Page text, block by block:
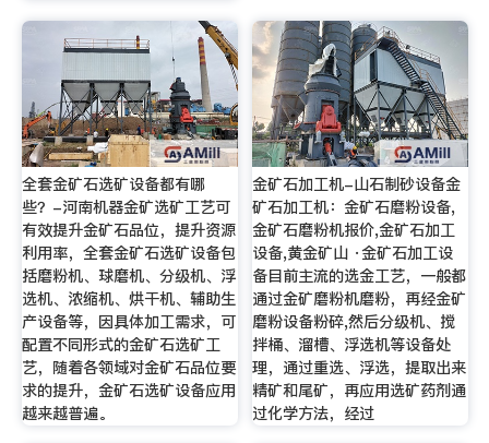
全套金矿石选矿设备都有哪
些？-河南机器金矿选矿工艺可
有效提升金矿石品位，提升资源
利用率，全套金矿石选矿设备包
括磨粉机、球磨机、分级机、浮
选机、浓缩机、烘干机、辅助生
产设备等，因具体加工需求，可
配置不同形式的金矿石选矿工
艺，随着各领域对金矿石品位要
求的提升，金矿石选矿设备应用
越来越普遍。
金矿石加工机-山石制砂设备金
矿石加工机：金矿石磨粉设备,
金矿石磨粉机报价,金矿石加工
设备,黄金矿山 ·金矿石加工设
备目前主流的选金工艺，一般都
通过金矿磨粉机磨粉，再经金矿
磨粉设备粉碎,然后分级机、搅
拌桶、溜槽、浮选机等设备处
理，通过重选、浮选，提取出来
精矿和尾矿，再应用选矿药剂通
过化学方法，经过